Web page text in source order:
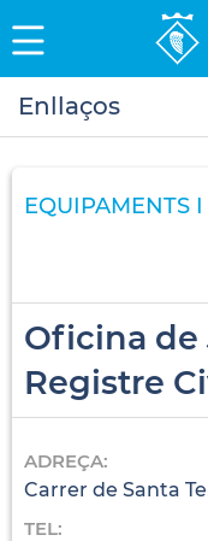
Enllaços
EQUIPAMENTS I
Oficina de
Registre
ADREÇA:
Carrer de Santa
TEL: